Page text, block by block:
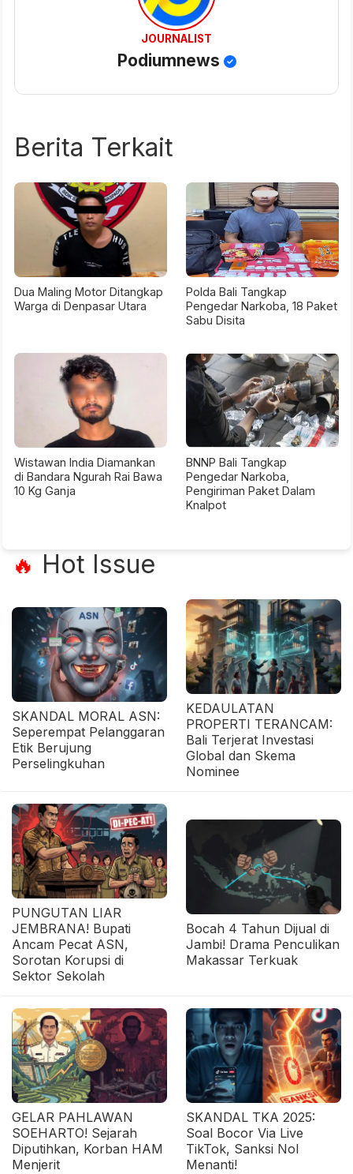
JOURNALIST
Podiumnews
Berita Terkait
Dua Maling Motor Ditangkap
Warga di Denpasar Utara
Polda Bali Tangkap
Pengedar Narkoba, 18 Paket
Sabu Disita
Wistawan India Diamankan
di Bandara Ngurah Rai Bawa
10 Kg Ganja
BNNP Bali Tangkap
Pengedar Narkoba,
Pengiriman Paket Dalam
Knalpot
🔥 Hot Issue
SKANDAL MORAL ASN:
Seperempat Pelanggaran
Etik Berujung
Perselingkuhan
KEDAULATAN
PROPERTI TERANCAM:
Bali Terjerat Investasi
Global dan Skema
Nominee
PUNGUTAN LIAR
JEMBRANA! Bupati
Ancam Pecat ASN,
Sorotan Korupsi di
Sektor Sekolah
Bocah 4 Tahun Dijual di
Jambi! Drama Penculikan
Makassar Terkuak
GELAR PAHLAWAN
SOEHARTO! Sejarah
Diputihkan, Korban HAM
Menjerit
SKANDAL TKA 2025:
Soal Bocor Via Live
TikTok, Sanksi Nol
Menanti!